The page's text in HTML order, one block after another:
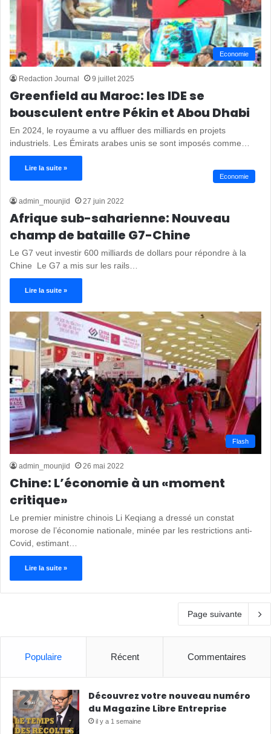
Economie
Redaction Journal 9 juillet 2025
Greenfield au Maroc: les IDE se
bousculent entre Pékin et Abou Dhabi
En 2024, le royaume a vu affluer des milliards en projets
industriels. Les Émirats arabes unis se sont imposés comme…
Lire la suite »
Economie
admin_mounjid 27 juin 2022
Afrique sub-saharienne: Nouveau
champ de bataille G7-Chine
Le G7 veut investir 600 milliards de dollars pour répondre à la
Chine Le G7 a mis sur les rails…
Lire la suite »
Flash
admin_mounjid 26 mai 2022
Chine: L’économie à un «moment
critique»
Le premier ministre chinois Li Keqiang a dressé un constat
morose de l’économie nationale, minée par les restrictions anti-
Covid, estimant…
Lire la suite »
Page suivante
Populaire Récent Commentaires
Découvrez votre nouveau numéro
du Magazine Libre Entreprise
il y a 1 semaine